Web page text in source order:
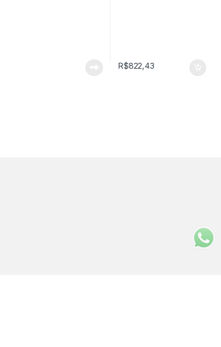
R$822,43